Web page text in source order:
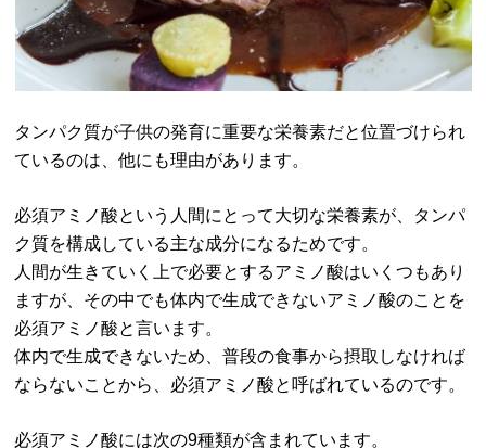
タンパク質が子供の発育に重要な栄養素だと位置づけられ
ているのは、他にも理由があります。
必須アミノ酸という人間にとって大切な栄養素が、タンパ
ク質を構成している主な成分になるためです。
人間が生きていく上で必要とするアミノ酸はいくつもあり
ますが、その中でも体内で生成できないアミノ酸のことを
必須アミノ酸と言います。
体内で生成できないため、普段の食事から摂取しなければ
ならないことから、必須アミノ酸と呼ばれているのです。
必須アミノ酸には次の9種類が含まれています。